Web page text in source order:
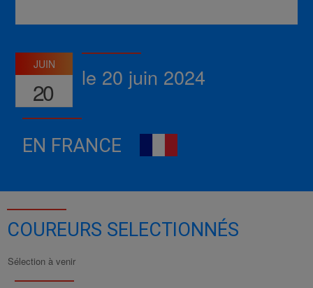
JUIN
20
le 20 juin 2024
EN FRANCE
COUREURS SELECTIONNÉS
Sélection à venir